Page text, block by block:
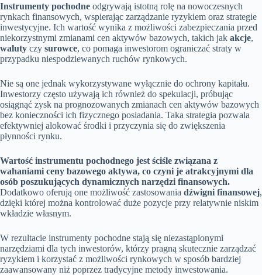
Instrumenty pochodne odgrywają istotną rolę na nowoczesnych
rynkach finansowych, wspierając zarządzanie ryzykiem oraz strategie
inwestycyjne. Ich wartość wynika z możliwości zabezpieczania przed
niekorzystnymi zmianami cen aktywów bazowych, takich jak akcje,
waluty czy surowce, co pomaga inwestorom ograniczać straty w
przypadku niespodziewanych ruchów rynkowych.
Nie są one jednak wykorzystywane wyłącznie do ochrony kapitału.
Inwestorzy często używają ich również do spekulacji, próbując
osiągnąć zysk na prognozowanych zmianach cen aktywów bazowych
bez konieczności ich fizycznego posiadania. Taka strategia pozwala
efektywniej alokować środki i przyczynia się do zwiększenia
płynności rynku.
Wartość instrumentu pochodnego jest ściśle związana z
wahaniami ceny bazowego aktywa, co czyni je atrakcyjnymi dla
osób poszukujących dynamicznych narzędzi finansowych.
Dodatkowo oferują one możliwość zastosowania dźwigni finansowej,
dzięki której można kontrolować duże pozycje przy relatywnie niskim
wkładzie własnym.
W rezultacie instrumenty pochodne stają się niezastąpionymi
narzędziami dla tych inwestorów, którzy pragną skutecznie zarządzać
ryzykiem i korzystać z możliwości rynkowych w sposób bardziej
zaawansowany niż poprzez tradycyjne metody inwestowania.